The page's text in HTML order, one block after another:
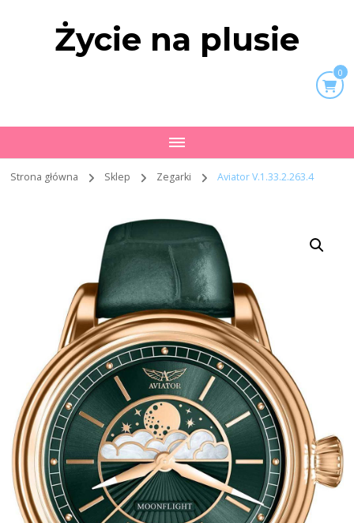
Życie na plusie
0
Strona główna Sklep Zegarki Aviator V.1.33.2.263.4